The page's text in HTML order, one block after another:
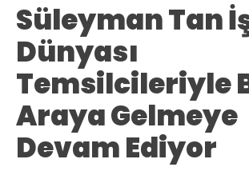
Süleyman Tan
Dünyası
Temsilcileriyle
Araya Gelmeye
Devam Ediyor